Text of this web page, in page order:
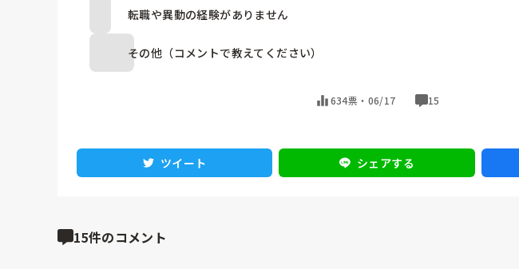
転職や異動の経験がありません
その他（コメントで教えてください）
634票・ 06/17 15
ツイート シェアする
15件のコメント